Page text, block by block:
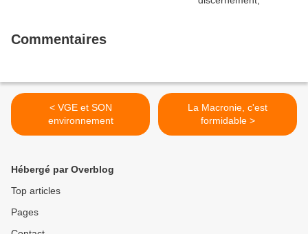
Commentaires
< VGE et SON
environnement
La Macronie, c'est
formidable >
Hébergé par Overblog
Top articles
Pages